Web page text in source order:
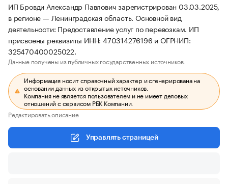
ИП Бровди Александр Павлович зарегистрирован 03.03.2025,
в регионе — Ленинградская область. Основной вид
деятельности: Предоставление услуг по перевозкам. ИП
присвоены реквизиты ИНН: 470314276196 и ОГРНИП:
325470400025022.
Данные получены из публичных государственных источников.
Информация носит справочный характер и сгенерирована на
основании данных из открытых источников.
Компания не является пользователем и не имеет деловых
отношений с сервисом РБК Компании.
Редактировать описание
Управлять страницей